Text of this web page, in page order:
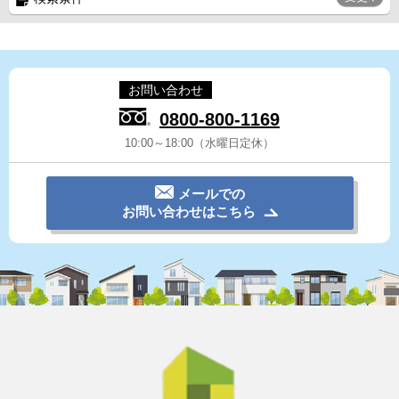
お問い合わせ
0800-800-1169
10:00～18:00（水曜日定休）
メールでの
お問い合わせはこちら